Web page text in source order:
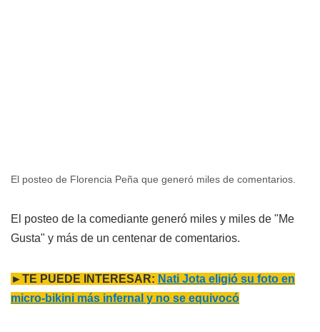
El posteo de Florencia Peña que generó miles de comentarios.
El posteo de la comediante generó miles y miles de "Me
Gusta" y más de un centenar de comentarios.
►TE PUEDE INTERESAR: Nati Jota eligió su foto en
micro-bikini más infernal y no se equivocó